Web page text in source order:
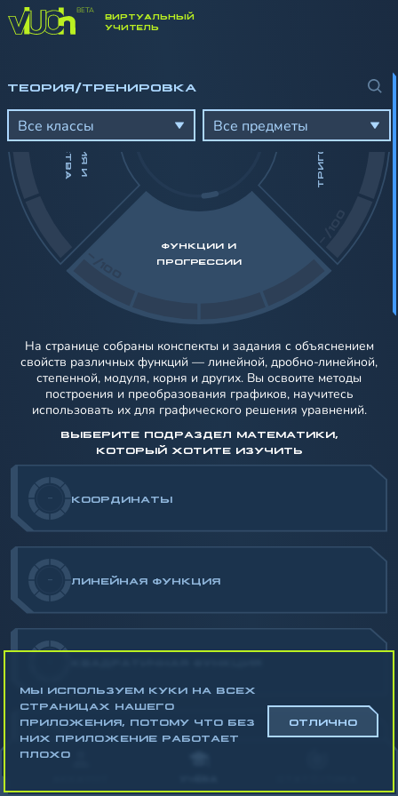
ВИРТУАЛЬНЫЙ
УЧИТЕЛЬ
Все классы Все предметы
ТЕОРИЯ/ТРЕНИРОВКА
-/100
ТРИГОНОМЕТРИЯ
ФУНКЦИИ И
ПРОГРЕССИИ
У
Р
А
В
Н
Е
Н
И
Я
И
НЕ
Р
А
В
Е
Н
С
Т
В
А
- КООРДИНАТЫ
- ЛИНЕЙНАЯ ФУНКЦИЯ
- ГРАФИЧЕСКОЕ РЕШЕНИЕ УРАВНЕНИЙ
ВЫБЕРИТЕ ПОДРАЗДЕЛ МАТЕМАТИКИ,
КОТОРЫЙ ХОТИТЕ ИЗУЧИТЬ
На странице собраны конспекты и задания с объяснением
свойств различных функций — линейной, дробно‑линейной,
степенной, модуля, корня и других. Вы освоите методы
построения и преобразования графиков, научитесь
использовать их для графического решения уравнений.
МЫ ИСПОЛЬЗУЕМ КУКИ НА ВСЕХ
СТРАНИЦАХ НАШЕГО
ПРИЛОЖЕНИЯ, ПОТОМУ ЧТО БЕЗ
НИХ ПРИЛОЖЕНИЕ РАБОТАЕТ
ПЛОХО
ОТЛИЧНО